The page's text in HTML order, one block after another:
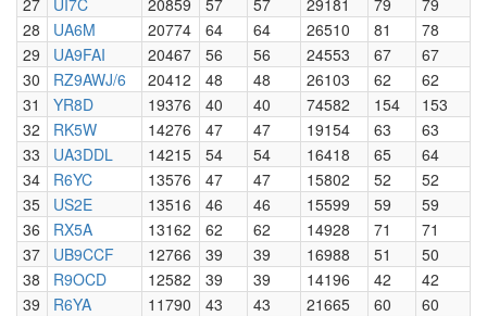
27
UI7C 20859 57 57 29181 79
79
28
UA6M 20774 64 64 26510 81
78
29
UA9FAI 20467 56 56 24553 67
67
30
RZ9AWJ/6 20412 48 48 26103 62
62
31
YR8D 19376 40 40 74582 154
153
32
RK5W 14276 47 47 19154 63
63
33
UA3DDL 14215 54 54 16418 65
64
34
R6YC 13576 47 47 15802 52
52
35
US2E 13516 46 46 15599 59
59
36
RX5A 13162 62 62 14928 71
71
37
UB9CCF 12766 39 39 16988 51
50
38
R9OCD 12582 39 39 14196 42
42
39
R6YA 11790 43 43 21665 60
60